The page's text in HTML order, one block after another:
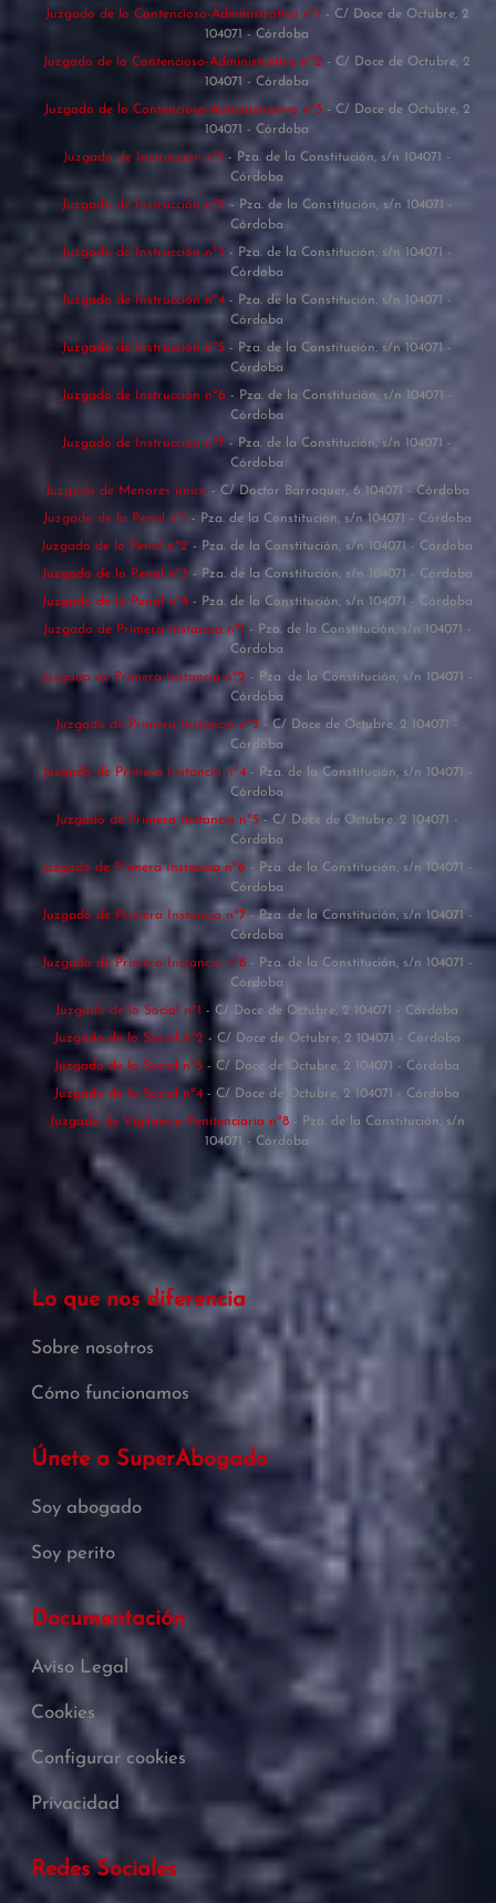
Juzgado de lo Contencioso-Administrativo nº1 - C/ Doce de Octubre, 2
104071 - Córdoba
Juzgado de lo Contencioso-Administrativo nº2 - C/ Doce de Octubre, 2
104071 - Córdoba
Juzgado de lo Contencioso-Administrativo nº3 - C/ Doce de Octubre, 2
104071 - Córdoba
Juzgado de Instrucción nº1 - Pza. de la Constitución, s/n 104071 -
Córdoba
Juzgado de Instrucción nº2 - Pza. de la Constitución, s/n 104071 -
Córdoba
Juzgado de Instrucción nº3 - Pza. de la Constitución, s/n 104071 -
Córdoba
Juzgado de Instrucción nº4 - Pza. de la Constitución, s/n 104071 -
Córdoba
Juzgado de Instrucción nº5 - Pza. de la Constitución, s/n 104071 -
Córdoba
Juzgado de Instrucción nº6 - Pza. de la Constitución, s/n 104071 -
Córdoba
Juzgado de Instrucción nº7 - Pza. de la Constitución, s/n 104071 -
Córdoba
Juzgado de Menores único - C/ Doctor Barraquer, 6 104071 - Córdoba
Juzgado de lo Penal nº1 - Pza. de la Constitución, s/n 104071 - Córdoba
Juzgado de lo Penal nº2 - Pza. de la Constitución, s/n 104071 - Córdoba
Juzgado de lo Penal nº3 - Pza. de la Constitución, s/n 104071 - Córdoba
Juzgado de lo Penal nº4 - Pza. de la Constitución, s/n 104071 - Córdoba
Juzgado de Primera Instancia nº1 - Pza. de la Constitución, s/n 104071 -
Córdoba
Juzgado de Primera Instancia nº2 - Pza. de la Constitución, s/n 104071 -
Córdoba
Juzgado de Primera Instancia nº3 - C/ Doce de Octubre, 2 104071 -
Córdoba
Juzgado de Primera Instancia nº4 - Pza. de la Constitución, s/n 104071 -
Córdoba
Juzgado de Primera Instancia nº5 - C/ Doce de Octubre, 2 104071 -
Córdoba
Juzgado de Primera Instancia nº6 - Pza. de la Constitución, s/n 104071 -
Córdoba
Juzgado de Primera Instancia nº7- Pza. de la Constitución, s/n 104071 -
Córdoba
Juzgado de Primera Instancia nº8 - Pza. de la Constitución, s/n 104071 -
Córdoba
Juzgado de lo Social nº1 - C/ Doce de Octubre, 2 104071 - Córdoba
Juzgado de lo Social nº2 - C/ Doce de Octubre, 2 104071 - Córdoba
Juzgado de lo Social nº3 - C/ Doce de Octubre, 2 104071 - Córdoba
Juzgado de lo Social nº4 - C/ Doce de Octubre, 2 104071 - Córdoba
Juzgado de Vigilancia Penitenciaria nº8 - Pza. de la Constitución, s/n
104071 - Córdoba
Lo que nos diferencia
Sobre nosotros
Cómo funcionamos
Únete a SuperAbogado
Soy abogado
Soy perito
Documentación
Aviso Legal
Cookies
Configurar cookies
Privacidad
Redes Sociales